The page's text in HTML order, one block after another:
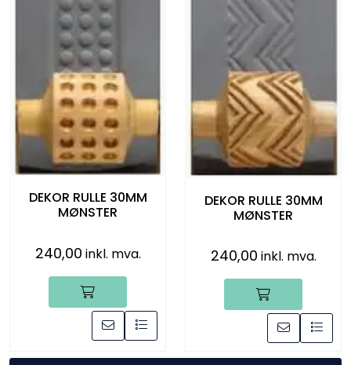
DEKOR RULLE 30MM
MØNSTER
240,00 inkl. mva.
DEKOR RULLE 30MM
MØNSTER
240,00 inkl. mva.